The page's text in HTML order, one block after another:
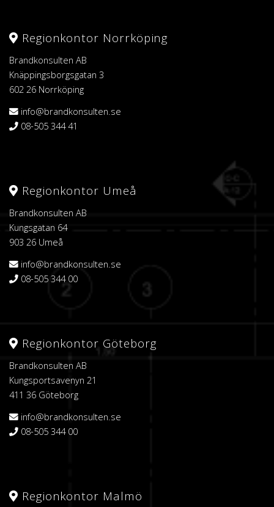
Regionkontor Norrköping
Brandkonsulten AB
Knäppingsborgsgatan 3
602 26 Norrköping
info@brandkonsulten.se
08-505 344 41
Regionkontor Umeå
Brandkonsulten AB
Kungsgatan 64
903 26 Umeå
info@brandkonsulten.se
08-505 344 00
Regionkontor Göteborg
Brandkonsulten AB
Kungsportsavenyn 21
411 36 Göteborg
info@brandkonsulten.se
08-505 344 00
Regionkontor Malmö